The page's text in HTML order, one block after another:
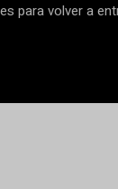
para volver a